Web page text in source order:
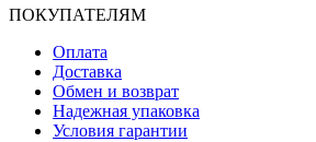
ПОКУПАТЕЛЯМ
Оплата
Доставка
Обмен и возврат
Надежная упаковка
Условия гарантии